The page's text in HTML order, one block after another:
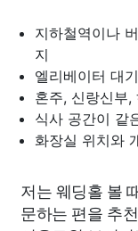
지하철역이나
지
엘리베이터 대
혼주, 신랑신부,
식사 공간이 같
화장실 위치와
저는 웨딩홀 볼
문하는 편을 추